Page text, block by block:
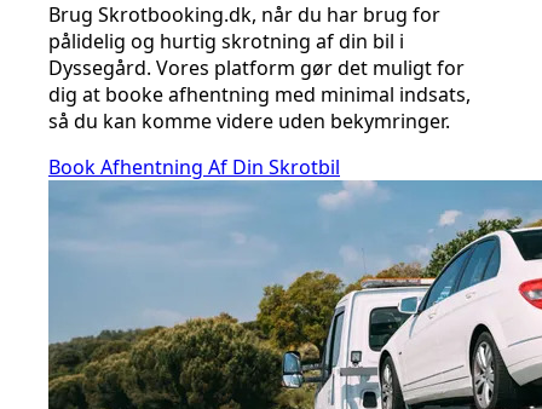
Brug Skrotbooking.dk, når du har brug for
pålidelig og hurtig skrotning af din bil i
Dyssegård. Vores platform gør det muligt for
dig at booke afhentning med minimal indsats,
så du kan komme videre uden bekymringer.
Book Afhentning Af Din Skrotbil